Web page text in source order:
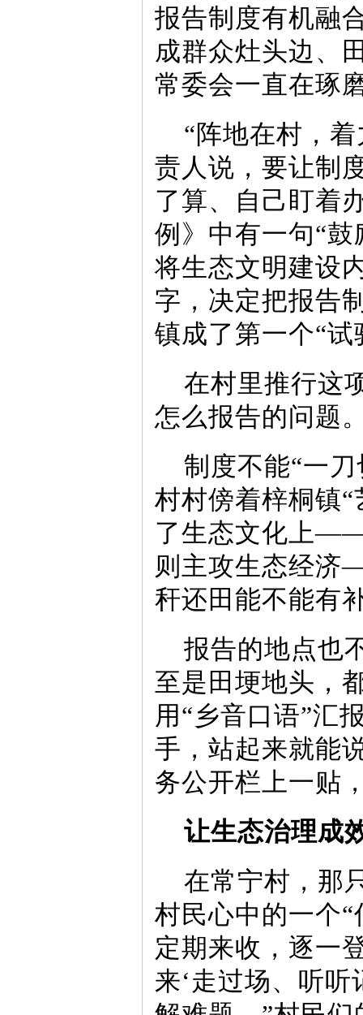
报告制度有机融
成群众灶头边、
常委会一直在琢
“阵地在村，
责人说，要让制
了算、自己盯着
例》中有一句“
将生态文明建设
字，决定把报告
镇成了第一个“试
在村里推行这
怎么报告的问题
制度不能“一
村村傍着梓桐镇
了生态文化上
则主攻生态经济
秆还田能不能有
报告的地点也
至是田埂地头，
用“乡音口语”汇
手，站起来就能
务公开栏上一贴
让生态治理成
在常宁村，那
村民心中的一个
定期来收，逐一
来‘走过场、听